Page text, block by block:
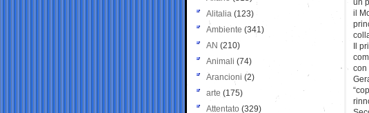
un
il
Il
con
Alitalia (123)
Ambiente (341)
AN (210)
Animali (74)
Arancioni (2)
arte (175)
Attentato (329)